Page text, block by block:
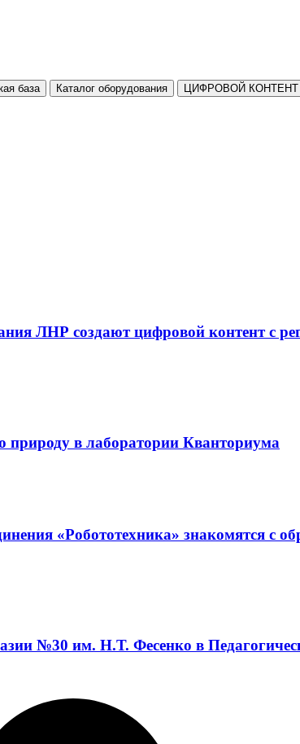
база Каталог оборудования ЦИФРОВОЙ КОНТЕНТ
ЛНР создают цифровой контент с
в лаборатории Кванториума
«Робототехника» знакомятся с
№30 им. Н.Т. Фесенко в